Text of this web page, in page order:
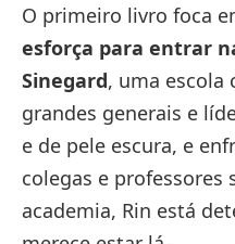
O primeiro livro foca
esforça para entrar
Sinegard, uma escola
grandes generais e
e de pele escura, e
colegas e professores
academia, Rin está